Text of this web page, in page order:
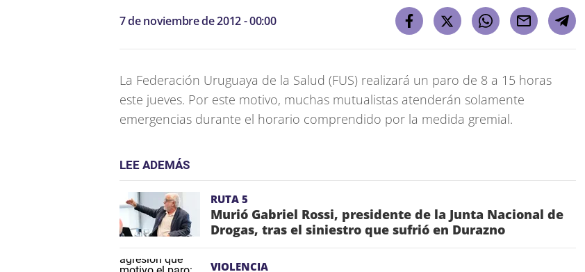
7 de noviembre de 2012 - 00:00
La Federación Uruguaya de la Salud (FUS) realizará un paro de 8 a 15 horas
este jueves. Por este motivo, muchas mutualistas atenderán solamente
emergencias durante el horario comprendido por la medida gremial.
LEE ADEMÁS
RUTA 5
Murió Gabriel Rossi, presidente de la Junta Nacional de
Drogas, tras el siniestro que sufrió en Durazno
VIOLENCIA